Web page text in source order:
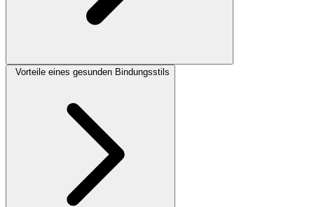
Vorteile eines gesunden Bindungsstils